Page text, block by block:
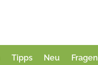
Tipps Neu Fragen